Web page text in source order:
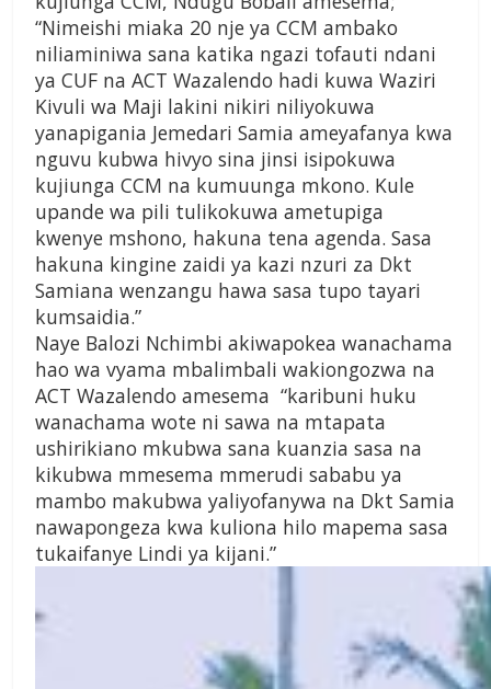
“Nimeishi miaka 20 nje ya CCM ambako
niliaminiwa sana katika ngazi tofauti ndani
ya CUF na ACT Wazalendo hadi kuwa Waziri
Kivuli wa Maji lakini nikiri niliyokuwa
yanapigania Jemedari Samia ameyafanya kwa
nguvu kubwa hivyo sina jinsi isipokuwa
kujiunga CCM na kumuunga mkono. Kule
upande wa pili tulikokuwa ametupiga
kwenye mshono, hakuna tena agenda. Sasa
hakuna kingine zaidi ya kazi nzuri za Dkt
Samiana wenzangu hawa sasa tupo tayari
kumsaidia.”
Naye Balozi Nchimbi akiwapokea wanachama
hao wa vyama mbalimbali wakiongozwa na
ACT Wazalendo amesema “karibuni huku
wanachama wote ni sawa na mtapata
ushirikiano mkubwa sana kuanzia sasa na
kikubwa mmesema mmerudi sababu ya
mambo makubwa yaliyofanywa na Dkt Samia
nawapongeza kwa kuliona hilo mapema sasa
tukaifanye Lindi ya kijani.”